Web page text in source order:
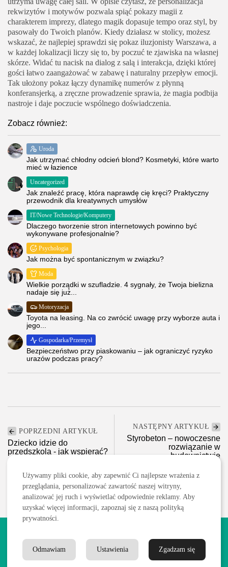
rekwizytów i motywów pozwala spiąć pokazy magii z
charakterem imprezy, dlatego magik dopasuje tempo oraz styl, by
pasowały do Twoich planów. Kiedy działasz w stolicy, możesz
wskazać, że najlepiej sprawdzi się pokaz iluzjonisty Warszawa, a
w każdej lokalizacji liczy się to, by poczuć te zjawiska na własnej
skórze. Widać tu nacisk na dialog z salą i interakcja, dzięki której
gości łatwo zaangażować w zabawę i naturalny przepływ emocji.
Tak ułożony pokaz łączy dynamikę numerów z płynną
konferansjerką, a zręczne prowadzenie sprawia, że magia podbija
nastroje i daje poczucie wspólnego doświadczenia.
Zobacz również:
Uroda
Jak utrzymać chłodny odcień blond? Kosmetyki, które warto
mieć w łazience
Uncategorized
Jak znaleźć pracę, która naprawdę cię kręci? Praktyczny
przewodnik dla kreatywnych umysłów
IT/Nowe Technologie/Komputery
Dlaczego tworzenie stron internetowych powinno być
wykonywane profesjonalnie?
Psychologia
Jak można być spontanicznym w związku?
Moda
Wielkie porządki w szufladzie. 4 sygnały, że Twoja bielizna
nadaje się już...
Motoryzacja
Toyota na leasing. Na co zwrócić uwagę przy wyborze auta i
jego...
Gospodarka/Przemysł
Bezpieczeństwo przy piaskowaniu – jak ograniczyć ryzyko
urazów podczas pracy?
POPRZEDNI ARTYKUŁ
Dziecko idzie do
przedszkola - jak wspierać?
NASTĘPNY ARTYKUŁ
Styrobeton – nowoczesne
rozwiązanie w
budownictwie
Budownictwo/Nieruchomości
są chronione prawem autorskim.
Kontakt
Używamy pliki cookie, aby zapewnić Ci najlepsze wrażenia z
przeglądania, personalizować zawartość naszej witryny,
analizować jej ruch i wyświetlać odpowiednie reklamy. Aby
uzyskać więcej informacji, zapoznaj się z naszą polityką
prywatności.
Zgadzam się
Ustawienia
Odmawiam